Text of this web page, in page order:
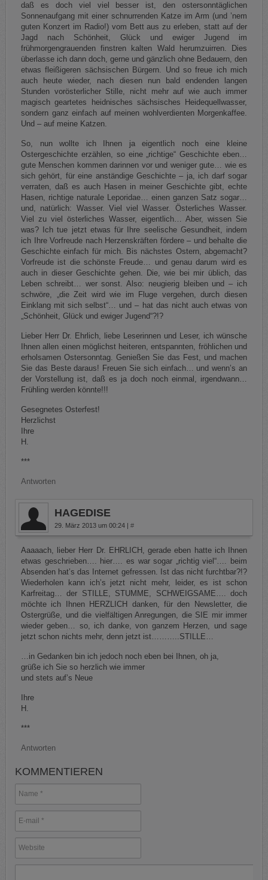
daß es doch viel viel besser ist, den ostersonntäglichen
Sonnenaufgang mit einer schnurrenden Katze im Arm (und ’nem
guten Konzert im Radio!) vom Bett aus zu erleben, statt auf der
Jagd nach Schönheit, Glück und ewiger Jugend im
frühmorgengrauenden finstren kalten Wald herumzuirren. Dies
überlasse ich dann doch, gerne und gänzlich ohne Bedauern, den
etwas fleißigeren sächsischen Bürgern. Und so freue ich mich
auch heute wieder, nach diesen nun bald endenden langen
Stunden vorösterlicher Stille, nicht mehr auf wie auch immer
magisch geartetes heidnisches sächsisches Heidequellwasser,
sondern ganz einfach auf meinen wohlverdienten Morgenkaffee.
Und – auf meine Katzen.
So, nun wollte ich Ihnen ja eigentlich noch eine kleine
Ostergeschichte erzählen, so eine „richtige“ Geschichte eben…
gute Menschen kommen darinnen vor und weniger gute… wie es
sich gehört, für eine anständige Geschichte – ja, ich darf sogar
verraten, daß es auch Hasen in meiner Geschichte gibt, echte
Hasen, richtige naturale Leporidae… einen ganzen Satz sogar…
und, natürlich: Wasser. Viel viel Wasser. Österliches Wasser.
Viel zu viel österliches Wasser, eigentlich… Aber, wissen Sie
was? Ich tue jetzt etwas für Ihre seelische Gesundheit, indem
ich Ihre Vorfreude nach Herzenskräften fördere – und behalte die
Geschichte einfach für mich. Bis nächstes Ostern, abgemacht?
Vorfreude ist die schönste Freude… und genau darum wird es
auch in dieser Geschichte gehen. Die, wie bei mir üblich, das
Leben schreibt… wer sonst. Also: neugierig bleiben und – ich
schwöre, „die Zeit wird wie im Fluge vergehen, durch diesen
Einklang mit sich selbst“… und – hat das nicht auch etwas von
„Schönheit, Glück und ewiger Jugend“?!?
Lieber Herr Dr. Ehrlich, liebe Leserinnen und Leser, ich wünsche
Ihnen allen einen möglichst heiteren, entspannten, fröhlichen und
erholsamen Ostersonntag. Genießen Sie das Fest, und machen
Sie das Beste daraus! Freuen Sie sich einfach… und wenn’s an
der Vorstellung ist, daß es ja doch noch einmal, irgendwann…
Frühling werden könnte!!!
Gesegnetes Osterfest!
Herzlichst
Ihre
H.
***
Antworten
HAGEDISE
29. März 2013 um 00:24 | #
Aaaaach, lieber Herr Dr. EHRLICH, gerade eben hatte ich Ihnen
etwas geschrieben…. hier…. es war sogar „richtig viel“…. beim
Absenden hat’s das Internet gefressen. Ist das nicht furchtbar?!?
Wiederholen kann ich’s jetzt nicht mehr, leider, es ist schon
Karfreitag… der STILLE, STUMME, SCHWEIGSAME…. doch
möchte ich Ihnen HERZLICH danken, für den Newsletter, die
Ostergrüße, und die vielfältigen Anregungen, die SIE mir immer
wieder geben… so, ich danke, von ganzem Herzen, und sage
jetzt schon nichts mehr, denn jetzt ist………..STILLE…
…in Gedanken bin ich jedoch noch eben bei Ihnen, oh ja,
grüße ich Sie so herzlich wie immer
und stets auf’s Neue
Ihre
H.
***
Antworten
KOMMENTIEREN